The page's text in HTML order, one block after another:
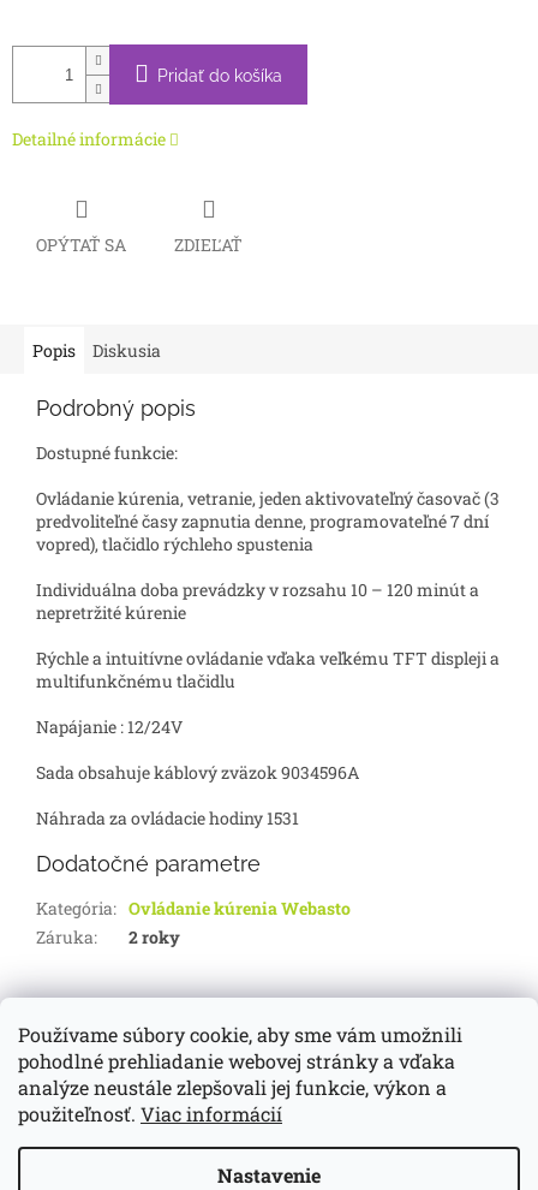
Používame súbory cookie, aby sme vám umožnili
pohodlné prehliadanie webovej stránky a vďaka
analýze neustále zlepšovali jej funkcie, výkon a
použiteľnosť. Viac informácií
Nastavenie
Pridať do košíka
Detailné informácie
OPÝTAŤ SA ZDIEĽAŤ
Popis Diskusia
Podrobný popis
Dostupné funkcie:
Ovládanie kúrenia, vetranie, jeden aktivovateľný časovač (3
predvoliteľné časy zapnutia denne, programovateľné 7 dní
vopred), tlačidlo rýchleho spustenia
Individuálna doba prevádzky v rozsahu 10 – 120 minút a
nepretržité kúrenie
Rýchle a intuitívne ovládanie vďaka veľkému TFT displeji a
multifunkčnému tlačidlu
Napájanie : 12/24V
Sada obsahuje káblový zväzok 9034596A
Náhrada za ovládacie hodiny 1531
Dodatočné parametre
Kategória: Ovládanie kúrenia Webasto
Záruka: 2 roky
Z
d-servis.sk webasto.sk eberspächer.sk